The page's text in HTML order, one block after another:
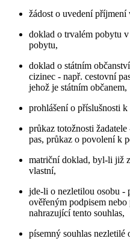
žádost o uvedení příjmení
doklad o trvalém pobytu
pobytu,
doklad o státním
cizinec - např. cestovní
jehož je státním občanem,
prohlášení o příslušnosti
průkaz totožnosti
pas, průkaz o povolení k
matriční doklad, byl-li již
vlastní,
jde-li o nezletilou osobu -
ověřeným podpisem
nahrazující tento souhlas,
písemný souhlas nezletilé